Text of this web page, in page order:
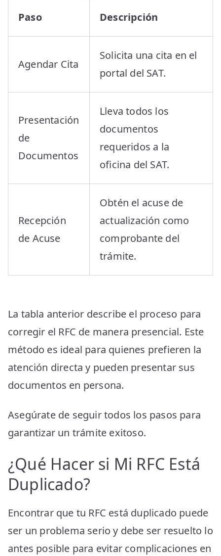
Paso Descripción
Agendar Cita
Solicita una cita en el
portal del SAT.
Presentación
de
Documentos
Lleva todos los
documentos
requeridos a la
oficina del SAT.
Recepción
de Acuse
Obtén el acuse de
actualización como
comprobante del
trámite.
La tabla anterior describe el proceso para
corregir el RFC de manera presencial. Este
método es ideal para quienes prefieren la
atención directa y pueden presentar sus
documentos en persona.
Asegúrate de seguir todos los pasos para
garantizar un trámite exitoso.
¿Qué Hacer si Mi RFC Está
Duplicado?
Encontrar que tu RFC está duplicado puede
ser un problema serio y debe ser resuelto lo
antes posible para evitar complicaciones en